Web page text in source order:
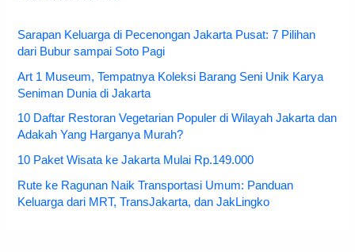
Sarapan Keluarga di Pecenongan Jakarta Pusat: 7 Pilihan
dari Bubur sampai Soto Pagi
Art 1 Museum, Tempatnya Koleksi Barang Seni Unik Karya
Seniman Dunia di Jakarta
10 Daftar Restoran Vegetarian Populer di Wilayah Jakarta dan
Adakah Yang Harganya Murah?
10 Paket Wisata ke Jakarta Mulai Rp.149.000
Rute ke Ragunan Naik Transportasi Umum: Panduan
Keluarga dari MRT, TransJakarta, dan JakLingko